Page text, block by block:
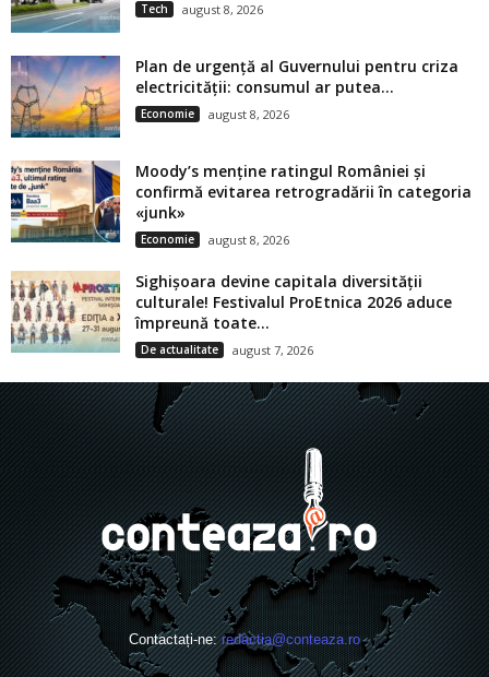
Tech august 8, 2026
Plan de urgență al Guvernului pentru criza
electricității: consumul ar putea...
Economie august 8, 2026
Moody’s menține ratingul României și
confirmă evitarea retrogradării în categoria
«junk»
Economie august 8, 2026
Sighișoara devine capitala diversității
culturale! Festivalul ProEtnica 2026 aduce
împreună toate...
De actualitate august 7, 2026
Contactați-ne:redactia@conteaza.ro